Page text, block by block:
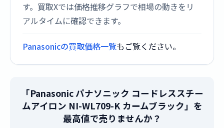
す。買取Xでは価格推移グラフで相場の動きをリ
アルタイムに確認できます。
Panasonicの買取価格一覧もご覧ください。
「Panasonic パナソニック コードレススチー
ムアイロン NI-WL709-K カームブラック」を
最高値で売りませんか？